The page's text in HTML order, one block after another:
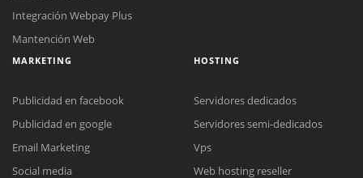
Integración Webpay Plus
Mantención Web
MARKETING
Publicidad en facebook
Publicidad en google
Email Marketing
Social media
HOSTING
Servidores dedicados
Servidores semi-dedicados
Vps
Web hosting reseller